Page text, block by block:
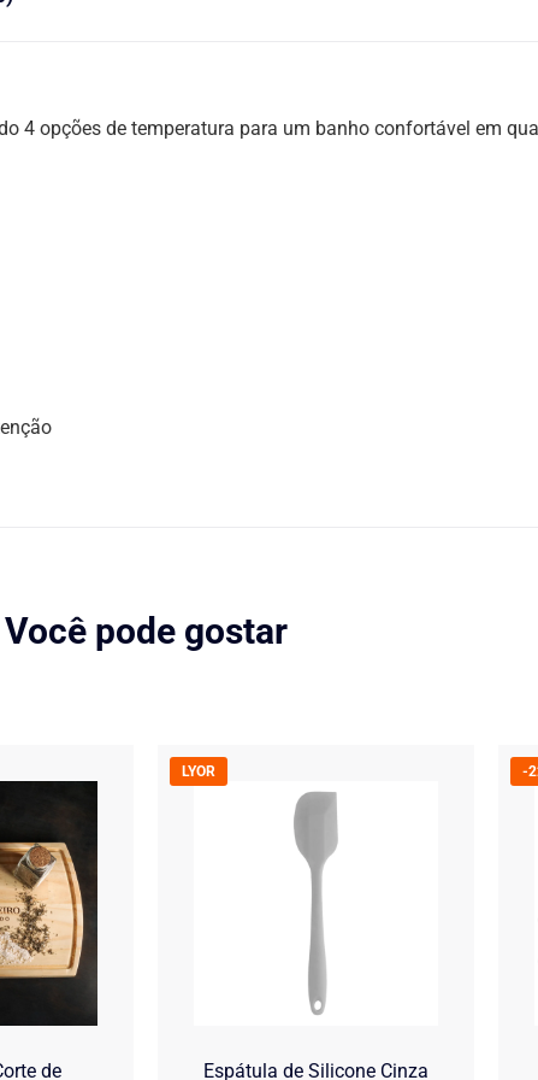
4 opções de temperatura para um banho confortável em
Você pode gostar
de
LYOR
Espátula de Silicone Cinza
-